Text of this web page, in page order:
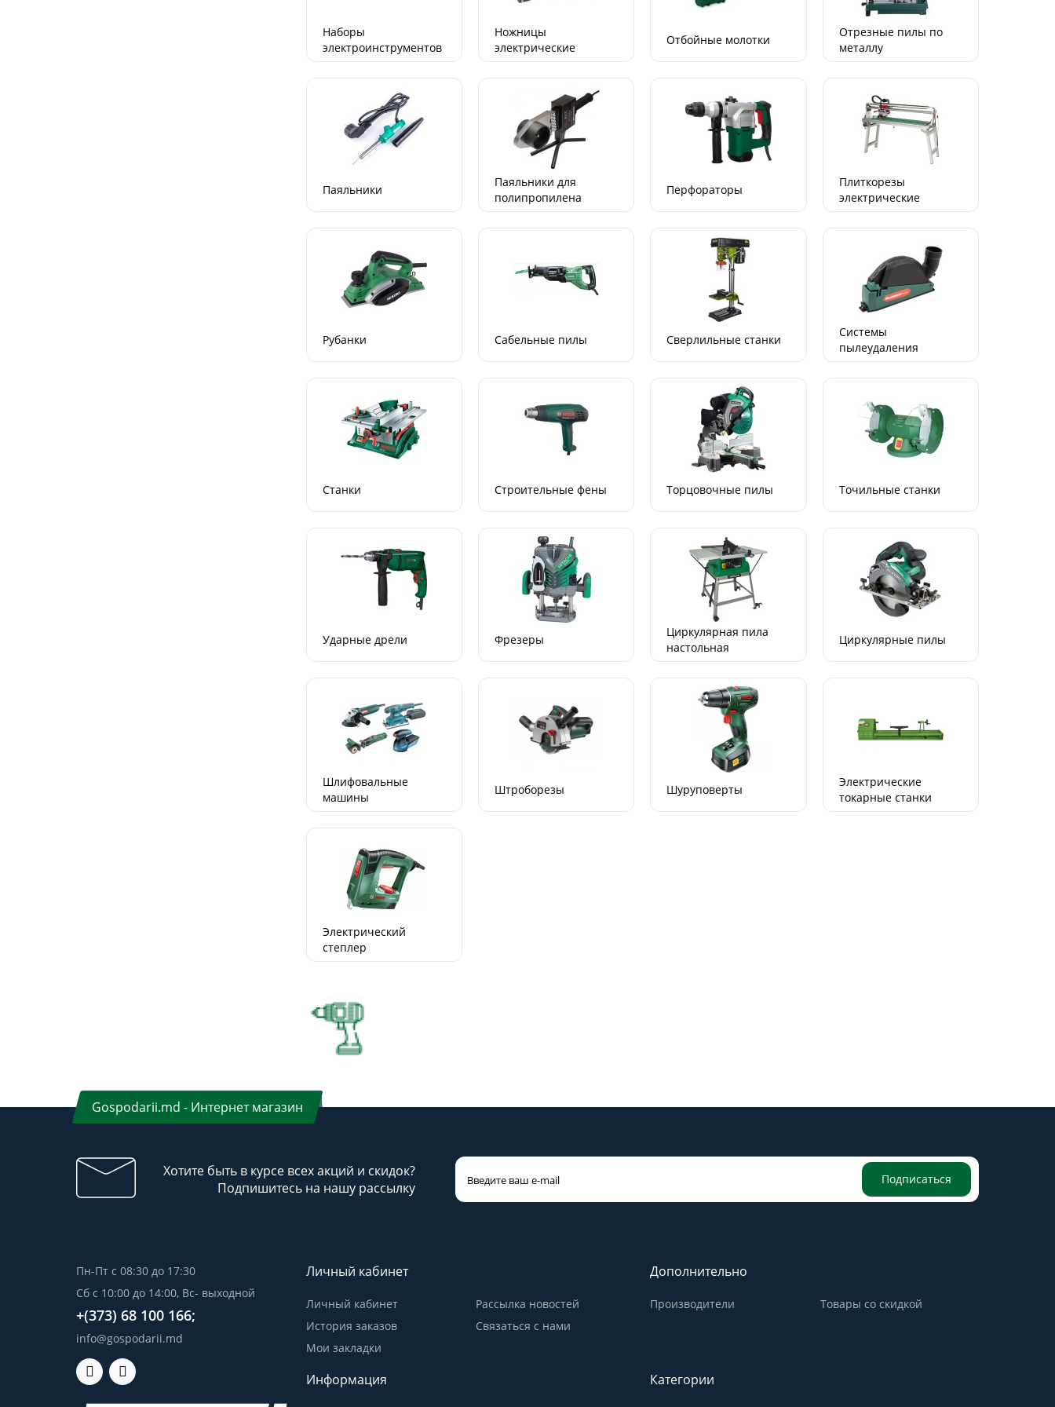
Наборы
электроинструментов
Ножницы
электрические
Отбойные молотки
Отрезные пилы по
металлу
Паяльники
Паяльники для
полипропилена
Перфораторы
Плиткорезы
электрическиe
Рубанки Сабельные пилы Сверлильные станки
Системы
пылеудаления
Станки Строительные фены Торцовочные пилы Точильные станки
Ударные дрели Фрезеры
Циркулярная пила
настольная
Циркулярные пилы
Шлифовальные
машины
Штроборезы Шуруповерты
Электрические
токарные станки
Электрический
степлер
Gospodarii.md - Интернет магазин
Хотите быть в курсе всех акций и скидок?
Подпишитесь на нашу рассылку
Подписаться
Пн-Пт с 08:30 до 17:30
Сб с 10:00 до 14:00, Вс- выходной
+(373) 68 100 166;
info@gospodarii.md
Личный кабинет
Личный кабинет
История заказов
Мои закладки
Рассылка новостей
Связаться с нами
Дополнительно
Производители Товары со скидкой
Информация Категории